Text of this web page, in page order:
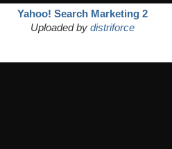
Yahoo! Search Marketing 2
Uploaded by distriforce